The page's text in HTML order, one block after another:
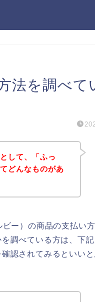
法を調べて
して、「ふっ
どんなものがあ
ー）の商品の支払い
調べている方は、下
認されてみるといい